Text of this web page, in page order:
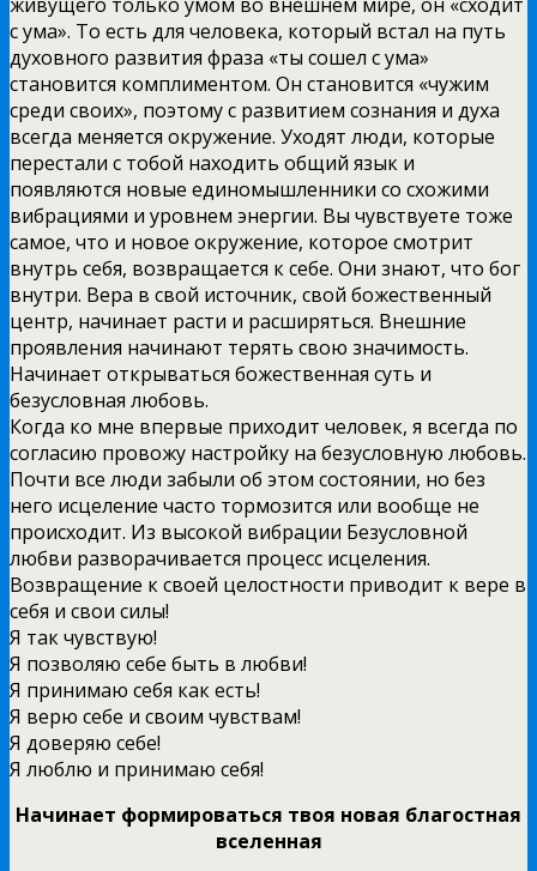
с ума». То есть для человека, который встал на путь
духовного развития фраза «ты сошел с ума»
становится комплиментом. Он становится «чужим
среди своих», поэтому с развитием сознания и духа
всегда меняется окружение. Уходят люди, которые
перестали с тобой находить общий язык и
появляются новые единомышленники со схожими
вибрациями и уровнем энергии. Вы чувствуете тоже
самое, что и новое окружение, которое смотрит
внутрь себя, возвращается к себе. Они знают, что бог
внутри. Вера в свой источник, свой божественный
центр, начинает расти и расширяться. Внешние
проявления начинают терять свою значимость.
Начинает открываться божественная суть и
безусловная любовь.
Когда ко мне впервые приходит человек, я всегда по
согласию провожу настройку на безусловную любовь.
Почти все люди забыли об этом состоянии, но без
него исцеление часто тормозится или вообще не
происходит. Из высокой вибрации Безусловной
любви разворачивается процесс исцеления.
Возвращение к своей целостности приводит к вере в
себя и свои силы!
Я так чувствую!
Я позволяю себе быть в любви!
Я принимаю себя как есть!
Я верю себе и своим чувствам!
Я доверяю себе!
Я люблю и принимаю себя!
Начинает формироваться твоя новая благостная
вселенная